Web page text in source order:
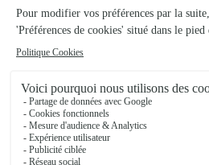
Mathino
★★★★★4.9 (127)
Voir la boutique